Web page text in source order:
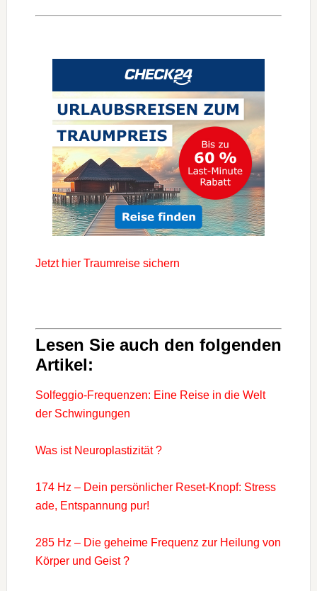
Jetzt hier Traumreise sichern
Lesen Sie auch den folgenden
Artikel:
Solfeggio-Frequenzen: Eine Reise in die Welt
der Schwingungen
Was ist Neuroplastizität ?
174 Hz – Dein persönlicher Reset-Knopf: Stress
ade, Entspannung pur!
285 Hz – Die geheime Frequenz zur Heilung von
Körper und Geist ?